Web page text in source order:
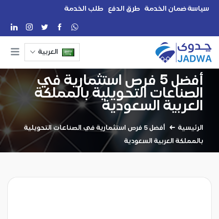
سياسة ضمان الخدمة طرق الدفع طلب الخدمة
العربية
أفضل 5 فرص استثمارية في
الصناعات التحويلية بالمملكة
العربية السعودية
الرئيسية
أفضل 5 فرص استثمارية في الصناعات التحويلية
بالمملكة العربية السعودية